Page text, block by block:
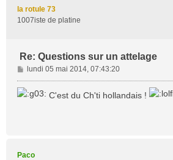
la rotule 73
1007iste de platine
Re: Questions sur un attelage
M
e
s
lundi 05 mai 2014, 07:43:20
C'est du Ch'ti hollandais !
Paco